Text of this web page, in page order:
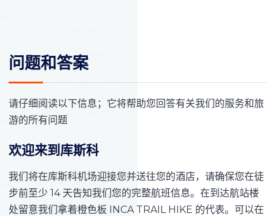
问题和答案
请仔细阅读以下信息；它将帮助您回答有关我们的服务和旅
游的所有问题
欢迎来到库斯科
我们将在库斯科机场迎接您并送往您的酒店，请确保您在徒
步前至少 14 天告知我们您的完整航班信息。在到达航站楼
处留意我们拿着橙色板 INCA TRAIL HIKE 的代表。可以在